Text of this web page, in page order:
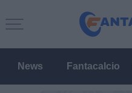
News Fantacalcio